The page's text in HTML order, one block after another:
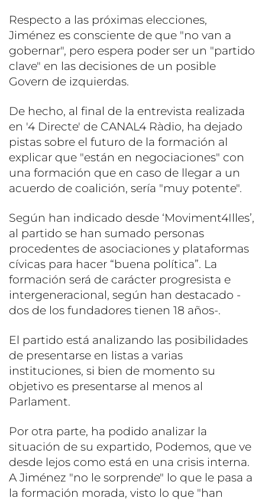
Respecto a las próximas elecciones,
Jiménez es consciente de que "no van a
gobernar", pero espera poder ser un "partido
clave" en las decisiones de un posible
Govern de izquierdas.
De hecho, al final de la entrevista realizada
en '4 Directe' de CANAL4 Ràdio, ha dejado
pistas sobre el futuro de la formación al
explicar que "están en negociaciones" con
una formación que en caso de llegar a un
acuerdo de coalición, sería "muy potente".
Según han indicado desde ‘Moviment4Illes’,
al partido se han sumado personas
procedentes de asociaciones y plataformas
cívicas para hacer “buena política”. La
formación será de carácter progresista e
intergeneracional, según han destacado -
dos de los fundadores tienen 18 años-.
El partido está analizando las posibilidades
de presentarse en listas a varias
instituciones, si bien de momento su
objetivo es presentarse al menos al
Parlament.
Por otra parte, ha podido analizar la
situación de su expartido, Podemos, que ve
desde lejos como está en una crisis interna.
A Jiménez "no le sorprende" lo que le pasa a
la formación morada, visto lo que "han